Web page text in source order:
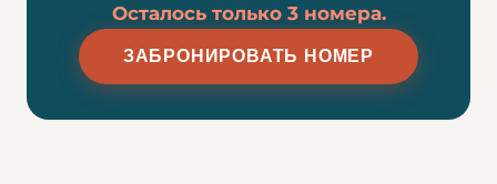
Осталось только 3 номера.
ЗАБРОНИРОВАТЬ НОМЕР